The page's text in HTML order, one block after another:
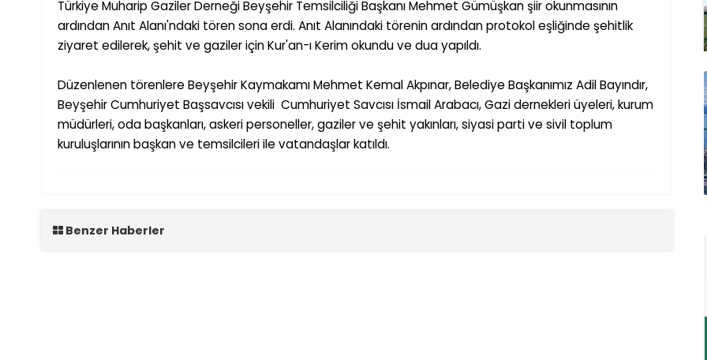
Türkiye Muharip Gaziler Derneği Beyşehir Temsilciliği Başkanı Mehmet Gümüşkanşiir okunmasının
ardından Anıt Alanı'ndaki tören sona erdi. Anıt Alanındaki törenin ardından protokol eşliğinde şehitlik
ziyaret edilerek,şehit ve gaziler için Kur'an-ı Kerim okundu ve dua yapıldı.
Düzenlenen törenlere Beyşehir Kaymakamı Mehmet Kemal Akpınar, Belediye Başkanımız Adil Bayındır,
Beyşehir Cumhuriyet Başsavcısı vekili Cumhuriyet Savcısı İsmail Arabacı, Gazi dernekleri üyeleri, kurum
müdürleri, oda başkanları, askeri personeller, gaziler ve şehit yakınları, siyasi parti ve sivil toplum
kuruluşlarının başkan ve temsilcileri ile vatandaşlar katıldı.
Benzer Haberler